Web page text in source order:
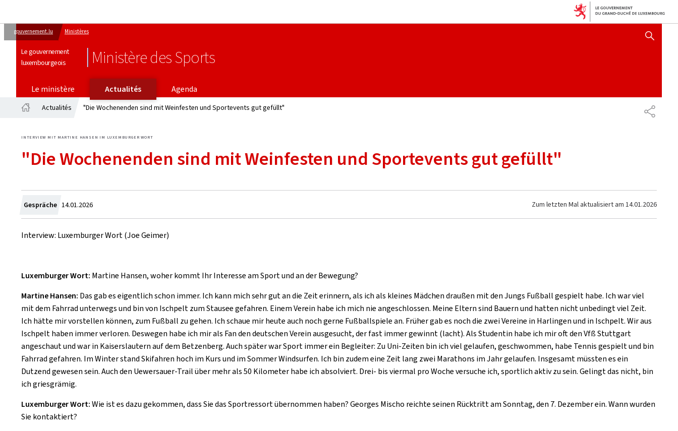
gouvernement.lu Ministères
Le gouvernement
luxembourgeois
Ministère des Sports
AFFICHER / MASQUER
Le ministère Actualités
Agenda
TEILEN
Actualités "Die Wochenenden sind mit Weinfesten und Sportevents gut gefüllt"
"Die Wochenenden sind mit Weinfesten und Sportevents gut gefüllt"
INTERVIEW MIT MARTINE HANSEN IM LUXEMBURGER WORT
Gespräche Crée
le
14.01.2026 Zum letzten Mal aktualisiert am 14.01.2026
Interview: Luxemburger Wort (Joe Geimer)
Luxemburger Wort: Martine Hansen, woher kommt Ihr Interesse am Sport und an der Bewegung?
Martine Hansen: Das gab es eigentlich schon immer. Ich kann mich sehr gut an die Zeit erinnern, als ich als kleines Mädchen draußen mit den Jungs Fußball gespielt habe. Ich war viel
mit dem Fahrrad unterwegs und bin von Ischpelt zum Stausee gefahren. Einem Verein habe ich mich nie angeschlossen. Meine Eltern sind Bauern und hatten nicht unbedingt viel Zeit.
Ich hätte mir vorstellen können, zum Fußball zu gehen. Ich schaue mir heute auch noch gerne Fußballspiele an. Früher gab es noch die zwei Vereine in Harlingen und in Ischpelt. Wir aus
Ischpelt haben immer verloren. Deswegen habe ich mir als Fan den deutschen Verein ausgesucht, der fast immer gewinnt (lacht). Als Studentin habe ich mir oft den Vfß Stuttgart
angeschaut und war in Kaiserslautern auf dem Betzenberg. Auch später war Sport immer ein Begleiter: Zu Uni-Zeiten bin ich viel gelaufen, geschwommen, habe Tennis gespielt und bin
Fahrrad gefahren. Im Winter stand Skifahren hoch im Kurs und im Sommer Windsurfen. Ich bin zudem eine Zeit lang zwei Marathons im Jahr gelaufen. Insgesamt müssten es ein
Dutzend gewesen sein. Auch den Uewersauer-Trail über mehr als 50 Kilometer habe ich absolviert. Drei- bis viermal pro Woche versuche ich, sportlich aktiv zu sein. Gelingt das nicht, bin
ich griesgrämig.
Luxemburger Wort:Wie ist es dazu gekommen, dass Sie das Sportressort übernommen haben? Georges Mischo reichte seinen Rücktritt am Sonntag, den 7. Dezember ein. Wann wurden
Sie kontaktiert?